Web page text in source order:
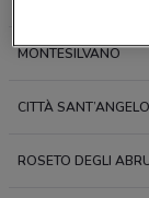
MONTESILVANO
CITTÀ SANT’ANGELO
ROSETO DEGLI